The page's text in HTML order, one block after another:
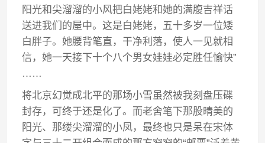
阳光和尖溜溜的小风把白姥姥和她的满腹吉祥话
送进我们的屋中。这是白姥姥，五十多岁一位矮
白胖子。她腰背笔直，干净利落，使人一见就相
信，她一天接下十个八个男女娃娃必定胜任愉快”
……
将北京幻觉成北平的那场小雪虽然被我刻盘压碟
封存，可终于还是化了。而老舍笔下那股晴美的
阳光、那缕尖溜溜的小凤，最终也只是呆在宋体